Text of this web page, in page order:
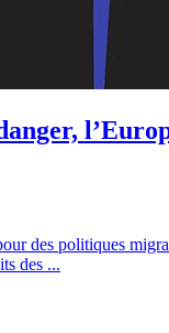
des politiques
des ...